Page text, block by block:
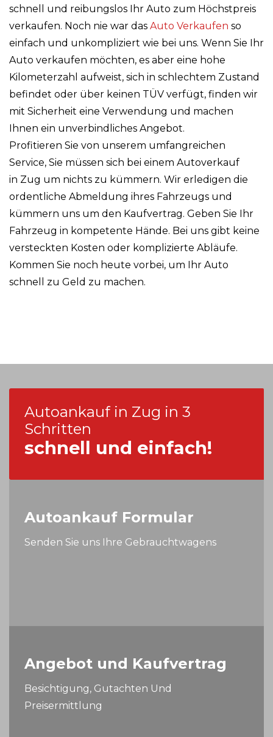
schnell und reibungslos Ihr Auto zum Höchstpreis
verkaufen. Noch nie war das Auto Verkaufen so
einfach und unkompliziert wie bei uns. Wenn Sie Ihr
Auto verkaufen möchten, es aber eine hohe
Kilometerzahl aufweist, sich in schlechtem Zustand
befindet oder über keinen TÜV verfügt, finden wir
mit Sicherheit eine Verwendung und machen
Ihnen ein unverbindliches Angebot.
Profitieren Sie von unserem umfangreichen
Service, Sie müssen sich bei einem Autoverkauf
in Zug um nichts zu kümmern. Wir erledigen die
ordentliche Abmeldung ihres Fahrzeugs und
kümmern uns um den Kaufvertrag. Geben Sie Ihr
Fahrzeug in kompetente Hände. Bei uns gibt keine
versteckten Kosten oder komplizierte Abläufe.
Kommen Sie noch heute vorbei, um Ihr Auto
schnell zu Geld zu machen.
Autoankauf in Zug in 3
Schritten
schnell und einfach!
Autoankauf Formular
Senden Sie uns Ihre Gebrauchtwagens
Angebot und Kaufvertrag
Besichtigung, Gutachten Und
Preisermittlung